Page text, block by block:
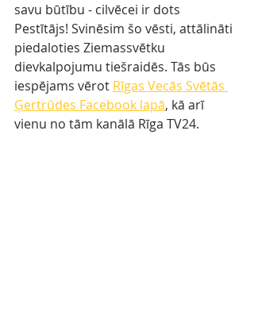
savu būtību - cilvēcei ir dots
Pestītājs! Svinēsim šo vēsti, attālināti
piedaloties Ziemassvētku
dievkalpojumu tiešraidēs. Tās būs
iespējams vērot Rīgas Vecās Svētās
Ģertrūdes Facebook lapā, kā arī
vienu no tām kanālā Rīga TV24.